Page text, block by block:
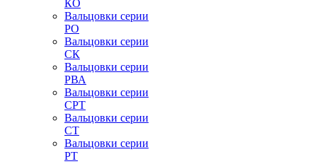
КО
Вальцовки серии
РО
Вальцовки серии
СК
Вальцовки серии
РВА
Вальцовки серии
СРТ
Вальцовки серии
СТ
Вальцовки серии
РТ